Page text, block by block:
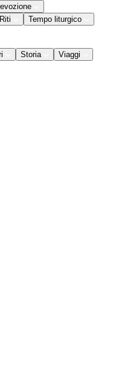
Riti
Tempo liturgico
Storia Viaggi